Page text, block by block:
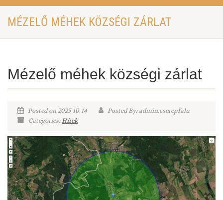
MÉZELŐ MÉHEK KÖZSÉGI ZÁRLAT
Mézelő méhek községi zárlat
Posted on 2025-10-14
Posted By: admin.cserepfalu
Categories:Hírek